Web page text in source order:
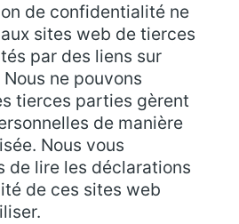
de confidentialité ne
sites web de tierces
par des liens sur
ne pouvons
tierces parties gèrent
de manière
Nous vous
de lire les déclarations
de ces sites web